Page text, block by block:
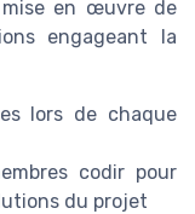
mise en œuvre de
engageant la
lors de chaque
codir pour
du projet